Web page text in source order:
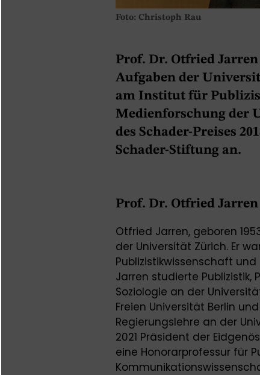
Foto: Christoph Rau
Prof. Dr. Otfried
Aufgaben der
am Institut für
Medienforschung der
des Schader-Preises
Schader-Stiftung an.
Prof. Dr. Otfried Jarren
Otfried Jarren, geboren
der Universität Zürich. Er
Publizistikwissenschaft
Jarren studierte Publizistik,
Soziologie an der
Freien Universität Berlin
Regierungslehre an der
2021 Präsident der
eine Honorarprofessur für